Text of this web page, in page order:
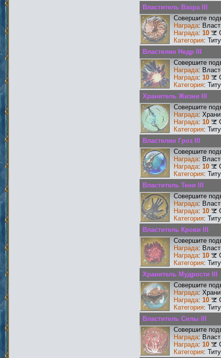
Властитель Взора III
Совершите
Награда:
Награда: 10
Категория:
Властелин Недр III
Совершите
Награда:
Награда: 10
Категория:
Хранитель Жизни III
Совершите
Награда:
Награда: 10
Категория:
Властелин Гроз III
Совершите
Награда:
Награда: 10
Категория:
Властитель Тени III
Совершите
Награда:
Награда: 10
Категория:
Властитель Крови III
Совершите
Награда:
Награда: 10
Категория:
Хранитель Мудрости III
Совершите
Награда:
Награда: 10
Категория:
Властитель Силы III
Совершите
Награда:
Награда: 10
Категория: